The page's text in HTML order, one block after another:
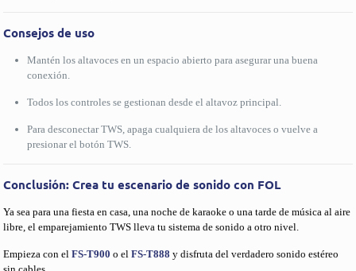
Consejos de uso
Mantén los altavoces en un espacio abierto para asegurar una buena
conexión.
Todos los controles se gestionan desde el altavoz principal.
Para desconectar TWS, apaga cualquiera de los altavoces o vuelve a
presionar el botón TWS.
Conclusión: Crea tu escenario de sonido con FOL
Ya sea para una fiesta en casa, una noche de karaoke o una tarde de música al aire
libre, el emparejamiento TWS lleva tu sistema de sonido a otro nivel.
Empieza con elFS-T900 o elFS-T888 y disfruta del verdadero sonido estéreo